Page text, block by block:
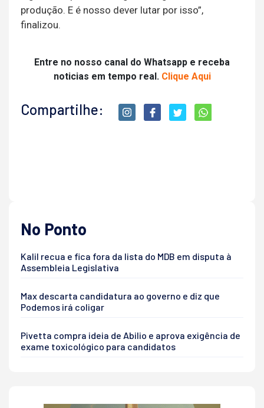
produção. E é nosso dever lutar por isso”,
finalizou.
Entre no nosso canal do Whatsapp e receba
noticias em tempo real. Clique Aqui
Compartilhe:
No Ponto
Kalil recua e fica fora da lista do MDB em disputa à
Assembleia Legislativa
Max descarta candidatura ao governo e diz que
Podemos irá coligar
Pivetta compra ideia de Abilio e aprova exigência de
exame toxicológico para candidatos